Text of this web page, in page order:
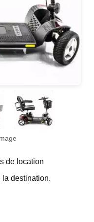
de location
la destination.